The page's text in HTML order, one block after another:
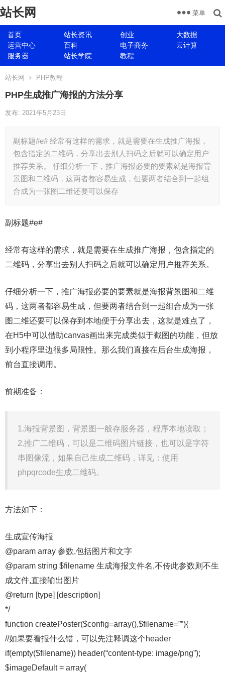
站长网
首页 站长资讯 创业
大数据
运营中心
百科 电子商务
云计算
服务器
站长学院 教程
菜单
站长网 PHP教程
PHP生成推广海报的方法分享
发布: 2021年5月23日
副标题#e# 经常有这样的需求，就是需要在生成推广海报，
包含指定的二维码，分享出去别人扫码之后就可以确定用户
推荐关系。 仔细分析一下，推广海报必要的要素就是海报背
景图和二维码，这两者都容易生成，但要两者结合到一起组
合成为一张图二维还要可以保存
副标题#e#
经常有这样的需求，就是需要在生成推广海报，包含指定的
二维码，分享出去别人扫码之后就可以确定用户推荐关系。
仔细分析一下，推广海报必要的要素就是海报背景图和二维
码，这两者都容易生成，但要两者结合到一起组合成为一张
图二维还要可以保存到本地便于分享出去，这就是难点了，
在H5中可以借助canvas画出来完成类似于截图的功能，但放
到小程序里边很多局限性。那么我们直接在后台生成海报，
前台直接调用。
前期准备：
1.海报背景图，背景图一般存服务器，程序本地读取；
2.推广二维码，可以是二维码图片链接，也可以是字符
串图像流，如果自己生成二维码，详见：使用
phpqrcode生成二维码。
方法如下：
生成宣传海报
@param array 参数,包括图片和文字
@param string $filename 生成海报文件名,不传此参数则不生
成文件,直接输出图片
@return [type] [description]
*/
function createPoster($config=array(),$filename=””){
//如果要看报什么错，可以先注释调这个header
if(empty($filename)) header(“content-type: image/png”);
$imageDefault = array(